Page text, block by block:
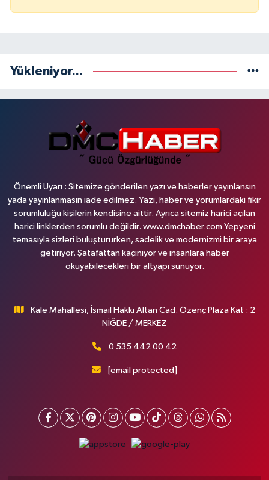
Yükleniyor...
Önemli Uyarı : Sitemize gönderilen yazı ve haberler yayınlansın
yada yayınlanmasın iade edilmez. Yazı, haber ve yorumlardaki fikir
sorumluluğu kişilerin kendisine aittir. Ayrıca sitemiz harici açılan
harici linklerden sorumlu değildir. www.dmchaber.com Yepyeni
temasıyla sizleri buluştururken, sadelik ve modernizmi bir araya
getiriyor. Şatafattan kaçınıyor ve insanlara haber
okuyabilecekleri bir altyapı sunuyor.
Kale Mahallesi, İsmail Hakkı Altan Cad. Özenç Plaza Kat : 2
NİĞDE / MERKEZ
0 535 442 00 42
[email protected]